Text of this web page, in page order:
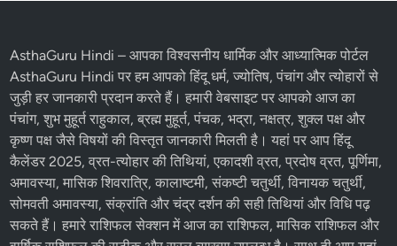
AsthaGuru Hindi– आपका विश्वसनीय धार्मिक और आध्यात्मिक पोर्टल
AsthaGuru Hindi पर हम आपको हिंदू धर्म, ज्योतिष,पंचांगऔरत्योहारोंसे
जुड़ी हर जानकारी प्रदान करते हैं। हमारी वेबसाइट पर आपको आज का
पंचांग, शुभ मुहूर्त राहुकाल, ब्रह्म मुहूर्त, पंचक, भद्रा, नक्षत्र, शुक्ल पक्ष और
कृष्ण पक्ष जैसे विषयों की विस्तृत जानकारी मिलती है। यहां पर आप हिंदू
कैलेंडर 2025,व्रत-त्योहार की तिथियां,एकादशी व्रत, प्रदोष व्रत, पूर्णिमा,
अमावस्या, मासिक शिवरात्रि, कालाष्टमी, संकष्टी चतुर्थी, विनायक चतुर्थी,
सोमवती अमावस्या, संक्रांति और चंद्र दर्शन की सही तिथियां और विधि पढ़
सकते हैं। हमारेराशिफलसेक्शन मेंआज का राशिफल, मासिक राशिफल और